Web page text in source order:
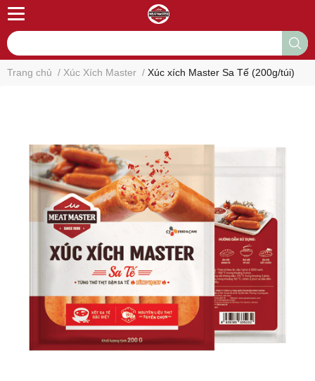
Trang chủ / Xúc Xích Master / Xúc xích Master Sa Tế (200g/túi)